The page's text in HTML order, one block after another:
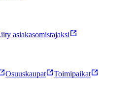
asiakasomistajaksi
Osuuskaupat Toimipaikat